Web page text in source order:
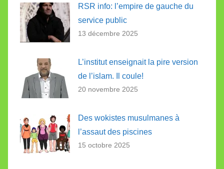
RSR info: l’empire de gauche du
service public
13 décembre 2025
L’institut enseignait la pire version
de l’islam. Il coule!
20 novembre 2025
Des wokistes musulmanes à
l’assaut des piscines
15 octobre 2025